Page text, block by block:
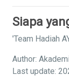
Siapa
'Team Hadiah
Author:
Last update: